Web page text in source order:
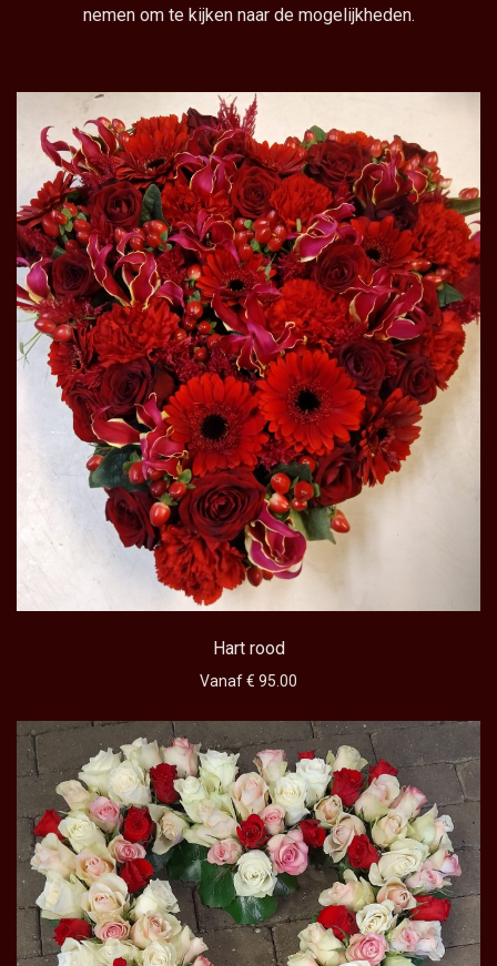
nemen om te kijken naar de mogelijkheden.
Hart rood
Vanaf € 95.00